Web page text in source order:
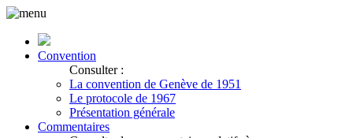
Convention
Consulter :
La convention de Genève de 1951
Le protocole de 1967
Présentation générale
Commentaires